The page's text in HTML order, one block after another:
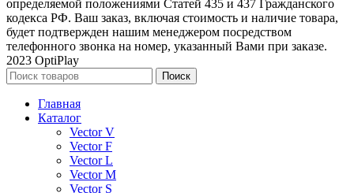
определяемой положениями Статей 435 и 437 Гражданского
кодекса РФ. Ваш заказ, включая стоимость и наличие товара,
будет подтвержден нашим менеджером посредством
телефонного звонка на номер, указанный Вами при заказе.
2023 OptiPlay
Поиск
Главная
Каталог
Vector V
Vector F
Vector L
Vector M
Vector S